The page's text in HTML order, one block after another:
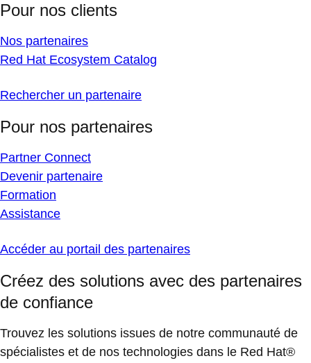
Pour nos clients
Nos partenaires
Red Hat Ecosystem Catalog
Rechercher un partenaire
Pour nos partenaires
Partner Connect
Devenir partenaire
Formation
Assistance
Accéder au portail des partenaires
Créez des solutions avec des partenaires
de confiance
Trouvez les solutions issues de notre communauté de
spécialistes et de nos technologies dans le Red Hat®